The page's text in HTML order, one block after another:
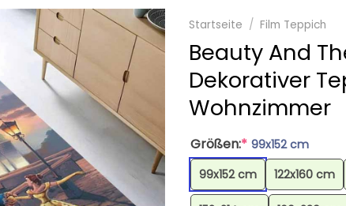
Startseite / Film Teppich
Beauty And
Dekorativer
Wohnzimmer
Größen:* 99x152 cm
99x152 cm
122x160 cm